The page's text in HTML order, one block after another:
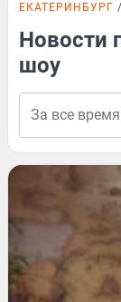
ЕКАТЕРИНБУРГ
Новости
шоу